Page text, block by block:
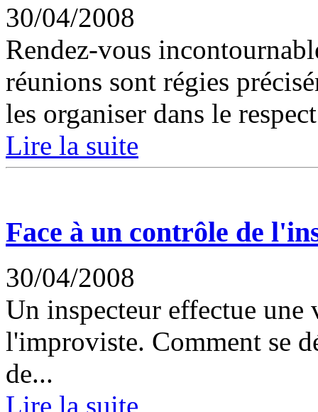
30/04/2008
Rendez-vous
réunions sont régies
les organiser dans le
Lire la suite
Face à un contrôle de
30/04/2008
Un inspecteur effectue une
l'improviste. Comment se
de...
Lire la suite